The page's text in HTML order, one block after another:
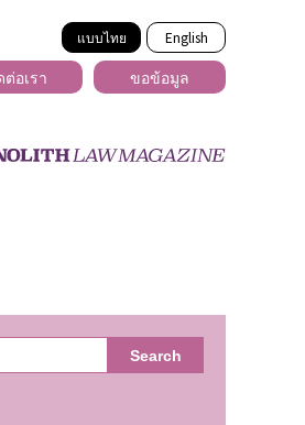
แบบไทย English
ต่อเรา ขอข้อมูล
Search